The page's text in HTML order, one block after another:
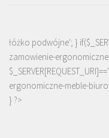
łóżko podwójne'; }
zamowienie-
ergonomiczne-meble-
} ?>